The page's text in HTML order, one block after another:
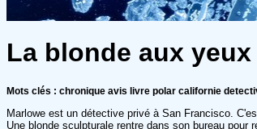
La blonde aux
Mots clés : chronique avis livre polar californie
Marlowe est un détective privé à San Francisco.
Une blonde sculpturale rentre dans son bureau